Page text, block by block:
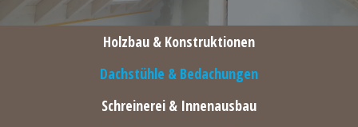
Holzbau & Konstruktionen
Dachstühle & Bedachungen
Schreinerei & Innenausbau